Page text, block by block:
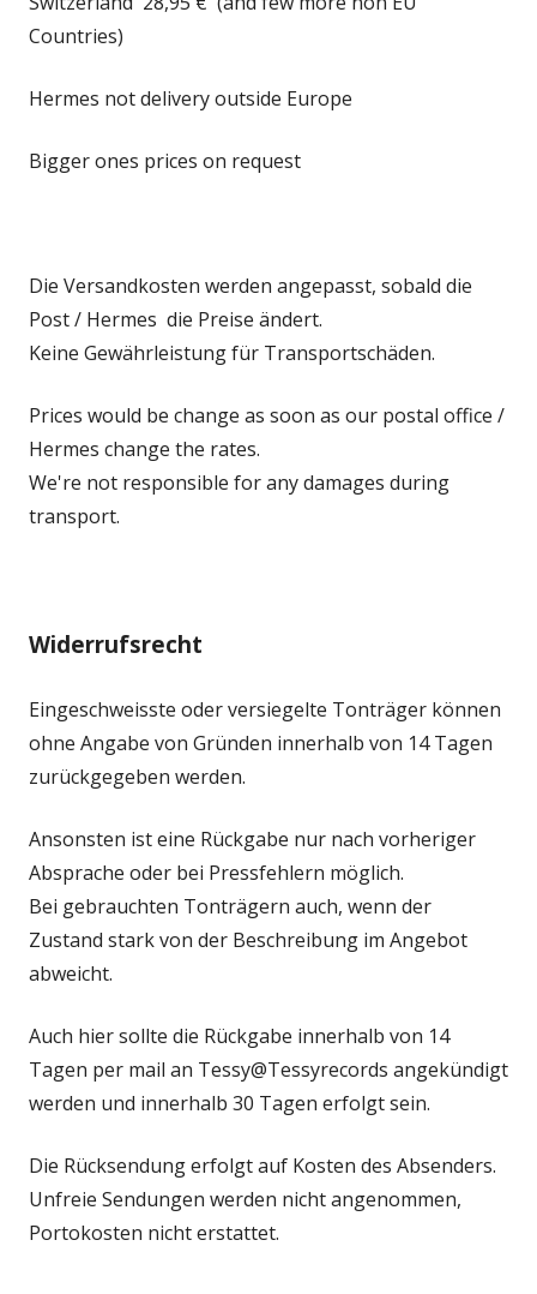
Countries)
Hermes not delivery outside Europe
Bigger ones prices on request
Die Versandkosten werden angepasst, sobald die
Post / Hermes die Preise ändert.
Keine Gewährleistung für Transportschäden.
Prices would be change as soon as our postal office /
Hermes change the rates.
We're not responsible for any damages during
transport.
Widerrufsrecht
Eingeschweisste oder versiegelte Tonträger können
ohne Angabe von Gründen innerhalb von 14 Tagen
zurückgegeben werden.
Ansonsten ist eine Rückgabe nur nach vorheriger
Absprache oder bei Pressfehlern möglich.
Bei gebrauchten Tonträgern auch, wenn der
Zustand stark von der Beschreibung im Angebot
abweicht.
Auch hier sollte die Rückgabe innerhalb von 14
Tagen per mail an Tessy@Tessyrecords angekündigt
werden und innerhalb 30 Tagen erfolgt sein.
Die Rücksendung erfolgt auf Kosten des Absenders.
Unfreie Sendungen werden nicht angenommen,
Portokosten nicht erstattet.